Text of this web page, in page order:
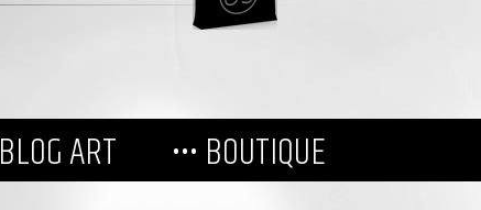
BLOG ART ••• BOUTIQUE